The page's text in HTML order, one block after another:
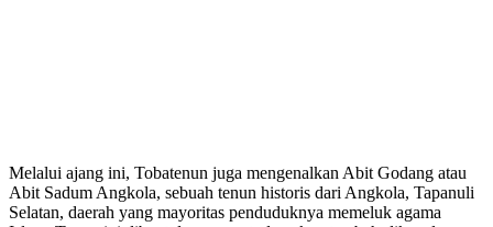
Melalui ajang ini, Tobatenun juga mengenalkan Abit Godang atau
Abit Sadum Angkola, sebuah tenun historis dari Angkola, Tapanuli
Selatan, daerah yang mayoritas penduduknya memeluk agama